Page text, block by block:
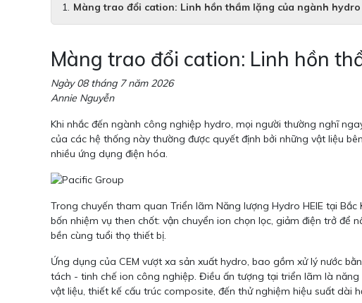
Màng trao đổi cation: Linh hồn thầm lặng của ngành
Màng trao đổi cation: Linh hồn
Ngày 08 tháng 7 năm 2026
Annie Nguyễn
Khi nhắc đến ngành công nghiệp hydro, mọi người thường nghĩ
của các hệ thống này thường được quyết định bởi những vật liệu
nhiều ứng dụng điện hóa.
Trong chuyến tham quan Triển lãm Năng lượng Hydro HEIE tại
bốn nhiệm vụ then chốt: vận chuyển ion chọn lọc, giảm điện trở
bền cùng tuổi thọ thiết bị.
Ứng dụng của CEM vượt xa sản xuất hydro, bao gồm xử lý nước
tách - tinh chế ion công nghiệp. Điều ấn tượng tại triển lãm là
vật liệu, thiết kế cấu trúc composite, đến thử nghiệm hiệu suất dài